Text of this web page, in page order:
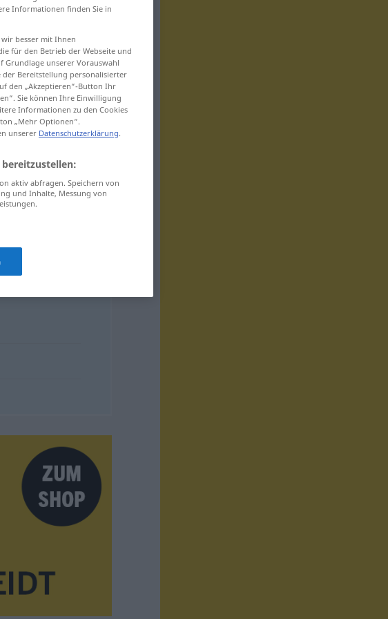
Hotel
Informationen finden Sie in
besser mit Ihnen
für den Betrieb der Webseite und
Grundlage unserer Vorauswahl
der Bereitstellung personalisierter
den „Akzeptieren“-Button Ihr
Sie können Ihre Einwilligung
Informationen zu den Cookies
„Mehr Optionen“.
unserer Datenschutzerklärung.
aktiv abfragen. Speichern von
und Inhalte, Messung von